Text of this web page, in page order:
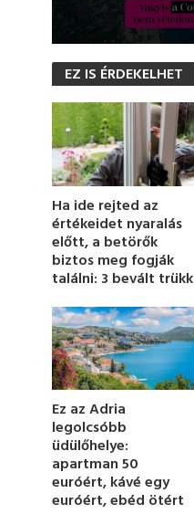
s
o
d
s
o
f
m
i
n
u
t
e
8
s
e
c
o
n
s
EZ IS ÉRDEKELHET
Ha ide rejted az
értékeidet nyaralás
előtt, a betörők
biztos meg fogják
találni: 3 bevált trükk
Ez az Adria
legolcsóbb
üdülőhelye:
apartman 50
euróért, kávé egy
euróért, ebéd ötért